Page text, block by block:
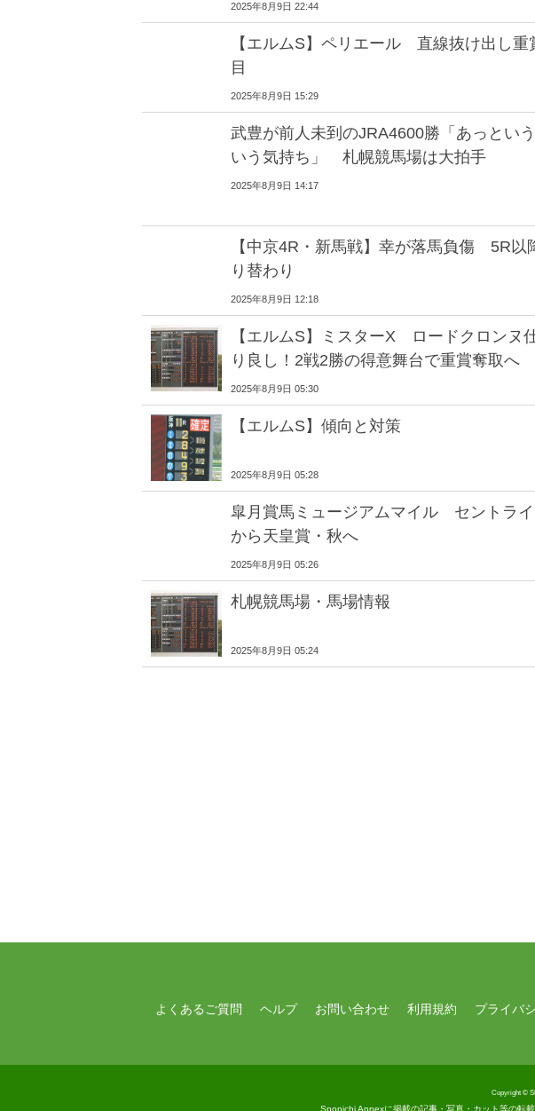
2025年8月9日 22:44
【エルムS】ペリエール 直線抜け出し重
目
2025年8月9日 15:29
武豊が前人未到のJRA4600勝「あっとい
いう気持ち」 札幌競馬場は大拍手
2025年8月9日 14:17
【中京4R・新馬戦】幸が落馬負傷 5R以
り替わり
2025年8月9日 12:18
【エルムS】ミスターX ロードクロンヌ
り良し！2戦2勝の得意舞台で重賞奪取へ
2025年8月9日 05:30
【エルムS】傾向と対策
2025年8月9日 05:28
皐月賞馬ミュージアムマイル セントラ
から天皇賞・秋へ
2025年8月9日 05:26
札幌競馬場・馬場情報
2025年8月9日 05:24
よくあるご質問 ヘルプ お問い合わせ 利用規約 プライバ
Copyright ©
Sponichi Annexに掲載の記事・写真・カット等の転載